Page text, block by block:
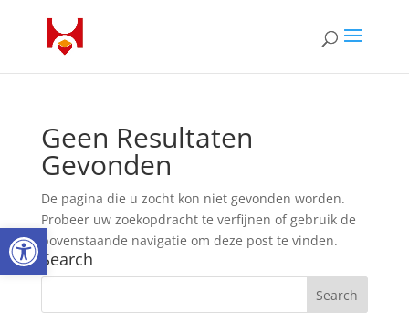
Open toolbar
Geen Resultaten
Gevonden
De pagina die u zocht kon niet gevonden worden.
Probeer uw zoekopdracht te verfijnen of gebruik de
bovenstaande navigatie om deze post te vinden.
Search